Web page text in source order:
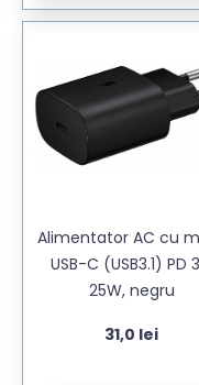
Alimentator AC cu
USB-C (USB3.1) PD
25W, negru
31,0 lei